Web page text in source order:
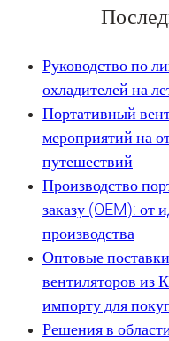
Руководство по
охладителей на
Портативный
мероприятий на
путешествий
Производство
заказу (OEM): от
производства
Оптовые
вентиляторов из
импорту для
Решения в